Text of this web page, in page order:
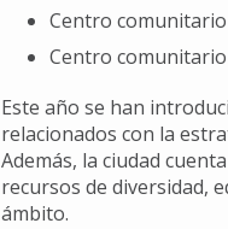
Centro comunitario
Centro comunitario
Este año se han
relacionados con la
Además, la ciudad
recursos de diversidad,
ámbito.